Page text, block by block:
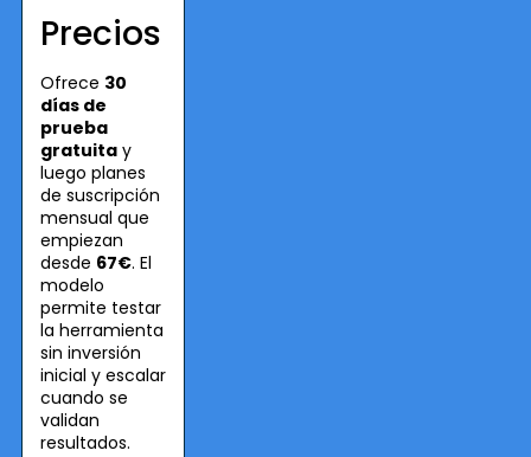
Precios
Ofrece 30
días de
prueba
gratuitay
luego planes
de suscripción
mensual que
empiezan
desde 67€. El
modelo
permite testar
la herramienta
sin inversión
inicial y escalar
cuando se
validan
resultados.